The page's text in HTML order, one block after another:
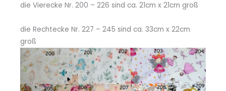
die Vierecke Nr. 200 – 226 sind ca. 21cm x 21cm groß
die Rechtecke Nr. 227 – 245 sind ca. 33cm x 22cm
groß